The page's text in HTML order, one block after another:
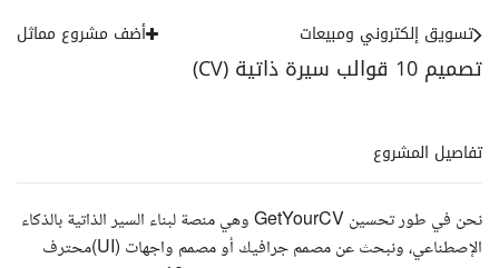
تصميم 10 قوالب سيرة ذاتية (CV)
تسويق إلكتروني ومبيعات أضف مشروع مماثل
تفاصيل المشروع
نحن في طور تحسين GetYourCV وهي منصة لبناء السير الذاتية بالذكاء
الإصطناعي، ونبحث عن مصمم جرافيك أو مصمم واجهات (UI)محترف